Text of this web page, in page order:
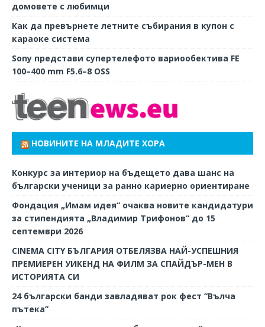
домовете с любимци
Как да превърнете летните събирания в купон с
караоке система
Sony представи супертелефото вариообектива FE
100–400 mm F5.6–8 OSS
НОВИНИТЕ НА МЛАДИТЕ ХОРА
Конкурс за интериор на бъдещето дава шанс на
български ученици за ранно кариерно ориентиране
Фондация „Имам идея“ очаква новите кандидатури
за стипендията „Владимир Трифонов“ до 15
септември 2026
CINEMA CITY БЪЛГАРИЯ ОТБЕЛЯЗВА НАЙ-УСПЕШНИЯ
ПРЕМИЕРЕН УИКЕНД НА ФИЛМ ЗА СПАЙДЪР-МЕН В
ИСТОРИЯТА СИ
24 български банди завладяват рок фест “Вълча
пътека”